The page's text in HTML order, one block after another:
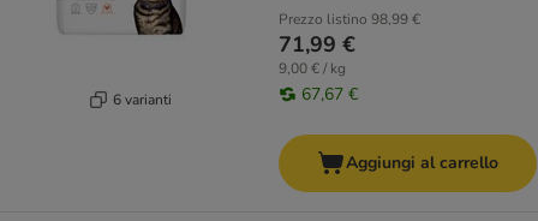
6 varianti
Prezzo listino 98,99 €
71,99 €
9,00 € / kg
67,67 €
Aggiungi al carrello